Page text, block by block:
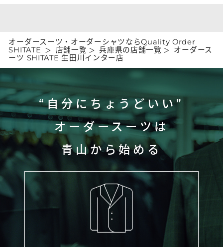
オーダースーツ・オーダーシャツならQuality Order
SHITATE
店舗一覧 兵庫県の店舗一覧
オーダース
ーツ SHITATE 生田川インター店
“自分にちょうどいい”
オーダースーツは
青山から始める